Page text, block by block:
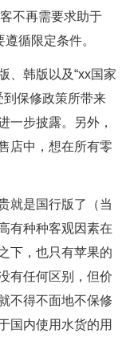
不再需要求助于
循限定条件。
、韩版以及“xx国家
到保修政策所带来
一步披露。另外，
店中，想在所有零
就是国行版了（当
有种种客观因素在
下，也只有苹果的
有任何区别，但价
不得不面地不保修
国内使用水货的用